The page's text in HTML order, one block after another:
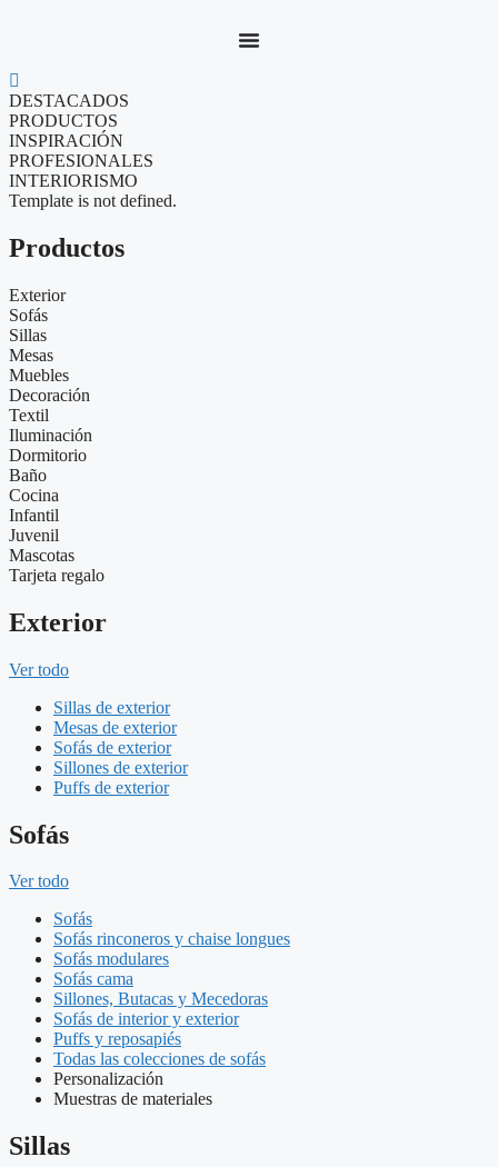
DESTACADOS
PRODUCTOS
INSPIRACIÓN
PROFESIONALES
INTERIORISMO
Template is not defined.
Productos
Exterior
Sofás
Sillas
Mesas
Muebles
Decoración
Textil
Iluminación
Dormitorio
Baño
Cocina
Infantil
Juvenil
Mascotas
Tarjeta regalo
Exterior
Ver todo
Sillas de exterior
Mesas de exterior
Sofás de exterior
Sillones de exterior
Puffs de exterior
Sofás
Ver todo
Sofás
Sofás rinconeros y chaise longues
Sofás modulares
Sofás cama
Sillones, Butacas y Mecedoras
Sofás de interior y exterior
Puffs y reposapiés
Todas las colecciones de sofás
Personalización
Muestras de materiales
Sillas